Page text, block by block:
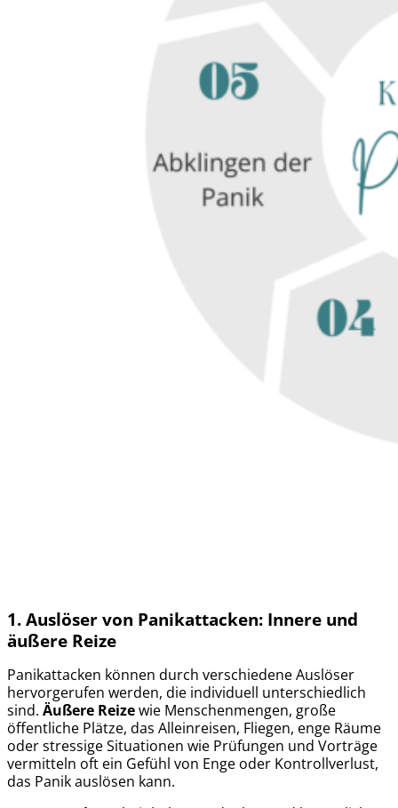
1. Auslöser von Panikattacken: Innere und
äußere Reize
Panikattacken können durch verschiedene Auslöser
hervorgerufen werden, die individuell unterschiedlich
sind. Äußere Reizewie Menschenmengen, große
öffentliche Plätze, das Alleinreisen, Fliegen, enge Räume
oder stressige Situationen wie Prüfungen und Vorträge
vermitteln oft ein Gefühl von Enge oder Kontrollverlust,
das Panik auslösen kann.